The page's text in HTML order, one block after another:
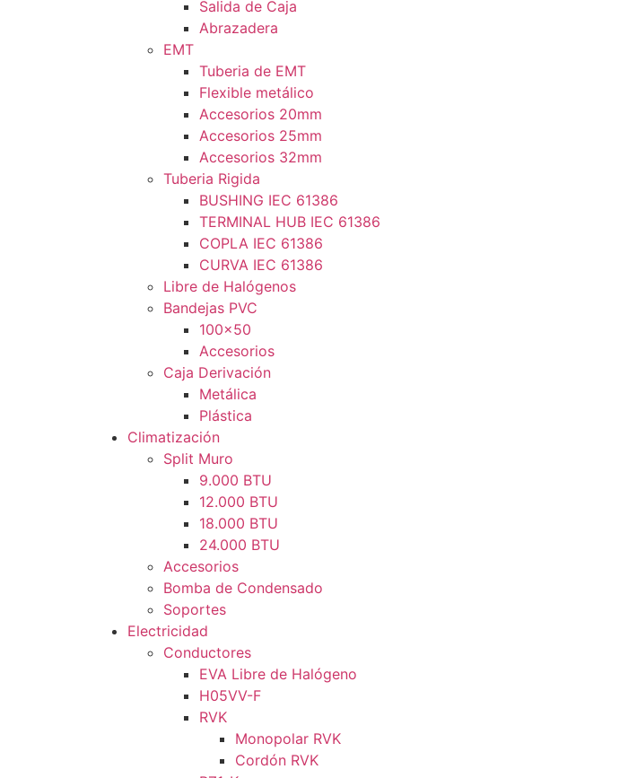
Salida de Caja
Abrazadera
EMT
Tuberia de EMT
Flexible metálico
Accesorios 20mm
Accesorios 25mm
Accesorios 32mm
Tuberia Rigida
BUSHING IEC 61386
TERMINAL HUB IEC 61386
COPLA IEC 61386
CURVA IEC 61386
Libre de Halógenos
Bandejas PVC
100×50
Accesorios
Caja Derivación
Metálica
Plástica
Climatización
Split Muro
9.000 BTU
12.000 BTU
18.000 BTU
24.000 BTU
Accesorios
Bomba de Condensado
Soportes
Electricidad
Conductores
EVA Libre de Halógeno
H05VV-F
RVK
Monopolar RVK
Cordón RVK